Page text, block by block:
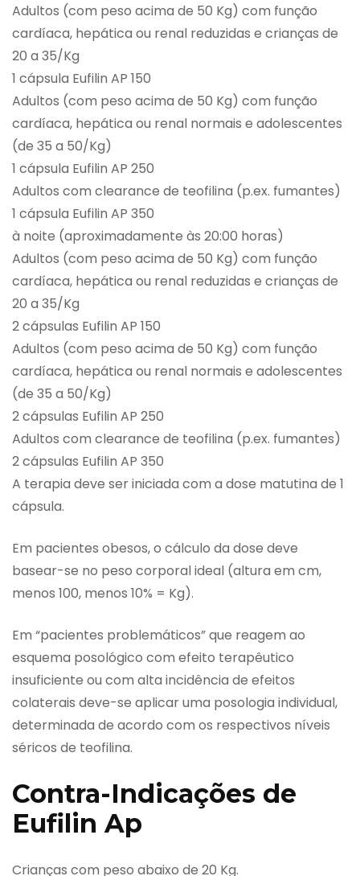
Adultos (com peso acima de 50 Kg) com função
cardíaca, hepática ou renal reduzidas e crianças de
20 a 35/Kg
1 cápsula Eufilin AP 150
Adultos (com peso acima de 50 Kg) com função
cardíaca, hepática ou renal normais e adolescentes
(de 35 a 50/Kg)
1 cápsula Eufilin AP 250
Adultos com clearance de teofilina (p.ex. fumantes)
1 cápsula Eufilin AP 350
à noite (aproximadamente às 20:00 horas)
Adultos (com peso acima de 50 Kg) com função
cardíaca, hepática ou renal reduzidas e crianças de
20 a 35/Kg
2 cápsulas Eufilin AP 150
Adultos (com peso acima de 50 Kg) com função
cardíaca, hepática ou renal normais e adolescentes
(de 35 a 50/Kg)
2 cápsulas Eufilin AP 250
Adultos com clearance de teofilina (p.ex. fumantes)
2 cápsulas Eufilin AP 350
A terapia deve ser iniciada com a dose matutina de 1
cápsula.
Em pacientes obesos, o cálculo da dose deve
basear-se no peso corporal ideal (altura em cm,
menos 100, menos 10% = Kg).
Em “pacientes problemáticos” que reagem ao
esquema posológico com efeito terapêutico
insuficiente ou com alta incidência de efeitos
colaterais deve-se aplicar uma posologia individual,
determinada de acordo com os respectivos níveis
séricos de teofilina.
Contra-Indicações de
Eufilin Ap
Crianças com peso abaixo de 20 Kg.